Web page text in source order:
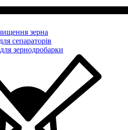
зерна
сепараторів
зернодробарки